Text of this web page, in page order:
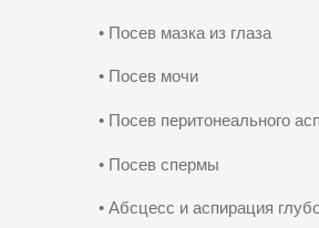
• Посев мазка из глаза
• Посев мочи
• Посев перитонеального
• Посев спермы
• Абсцесс и аспирация